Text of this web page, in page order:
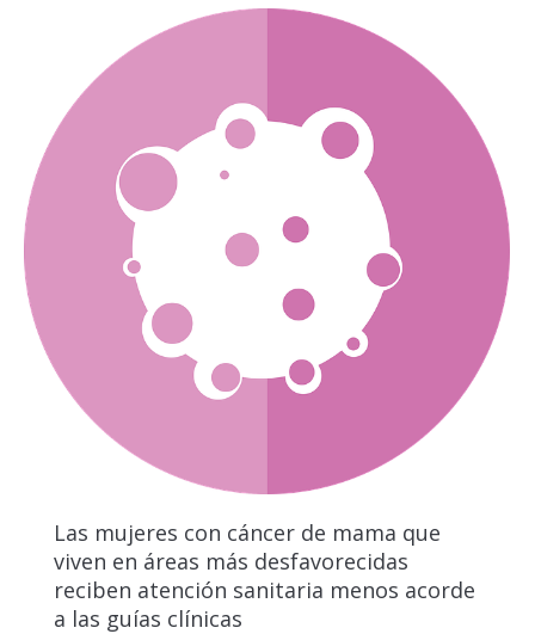
Las mujeres con cáncer de mama que
viven en áreas más desfavorecidas
reciben atención sanitaria menos acorde
a las guías clínicas